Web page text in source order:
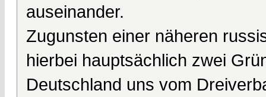
auseinander.
Zugunsten einer näheren
hierbei hauptsächlich zwei
Deutschland uns vom